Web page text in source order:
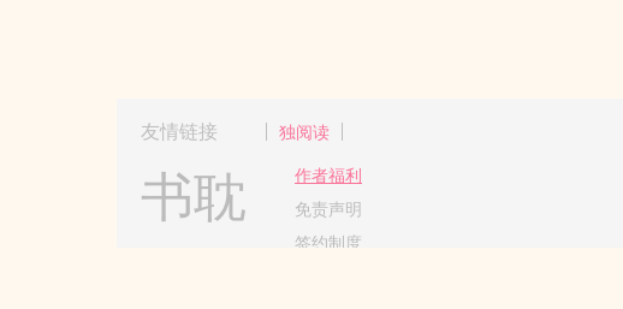
友情链接 独阅读
书耽
作者福利
免责声明
签约制度